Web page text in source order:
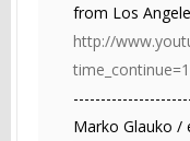
from Los
http://
Marko Glauko /